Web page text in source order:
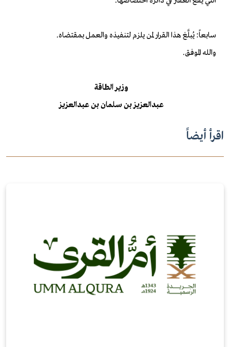
سابعاً: يُبلَّغ هذا القرار لمن يلزم لتنفيذه والعمل بمقتضاه.
والله الموفق.
وزير الطاقة
عبدالعزيز بن سلمان بن عبدالعزيز
اقرأ أيضاً